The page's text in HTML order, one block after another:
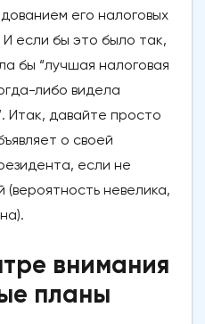
его налоговых
если бы это было так,
бы “лучшая налоговая
либо видела
Итак, давайте просто
о своей
если не
(вероятность невелика,
внимания
планы